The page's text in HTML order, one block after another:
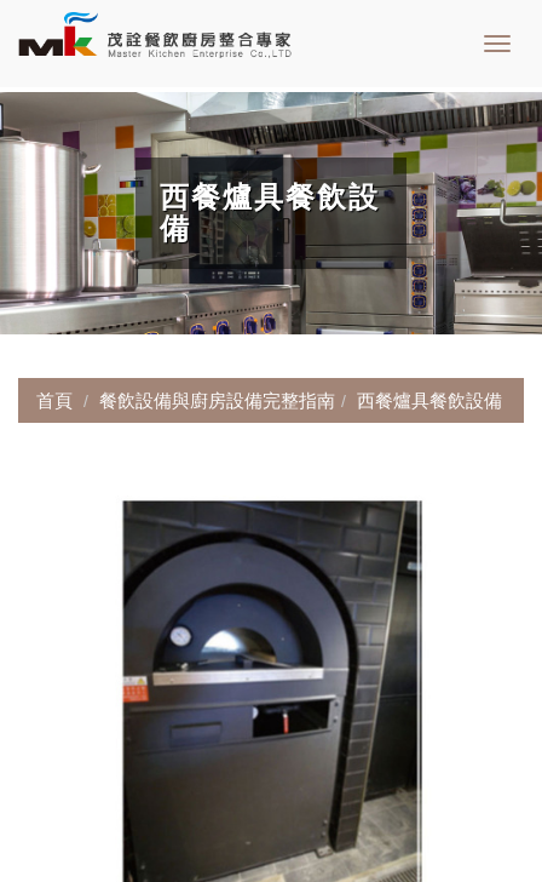
西餐爐具餐飲設
備
首頁 餐飲設備與廚房設備完整指南 西餐爐具餐飲設備